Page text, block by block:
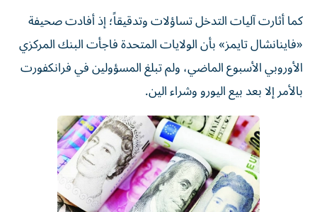
كما أثارت آليات التدخل تساؤلات وتدقيقاً؛ إذ أفادت صحيفة
«فاينانشال تايمز» بأن الولايات المتحدة فاجأت البنك المركزي
الأوروبي الأسبوع الماضي، ولم تبلغ المسؤولين في فرانكفورت
بالأمر إلا بعد بيع اليورو وشراء الين.